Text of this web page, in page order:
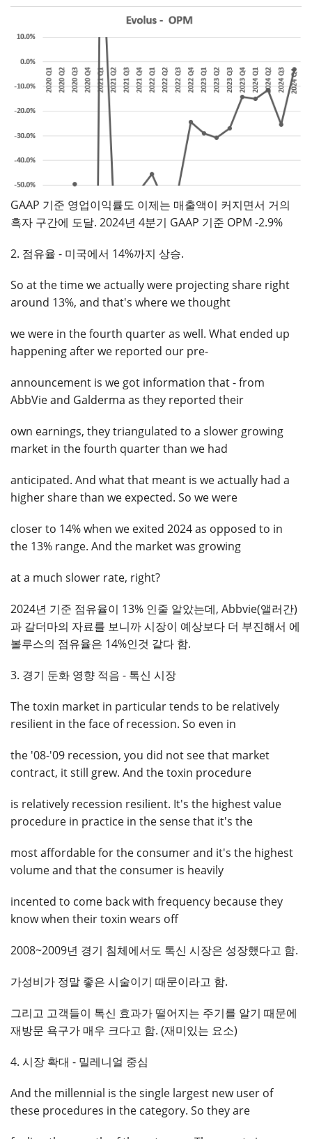
GAAP 기준 영업이익률도 이제는 매출액이 커지면서 거의
흑자 구간에 도달. 2024년 4분기 GAAP 기준 OPM -2.9%
2. 점유율 - 미국에서 14%까지 상승.
So at the time we actually were projecting share right
around 13%, and that's where we thought
we were in the fourth quarter as well. What ended up
happening after we reported our pre-
announcement is we got information that - from
AbbVie and Galderma as they reported their
own earnings, they triangulated to a slower growing
market in the fourth quarter than we had
anticipated. And what that meant is we actually had a
higher share than we expected. So we were
closer to 14% when we exited 2024 as opposed to in
the 13% range. And the market was growing
at a much slower rate, right?
2024년 기준 점유율이 13% 인줄 알았는데, Abbvie(앨러간)
과 갈더마의 자료를 보니까 시장이 예상보다 더 부진해서 에
볼루스의 점유율은 14%인것 같다 함.
3. 경기 둔화 영향 적음 - 톡신 시장
The toxin market in particular tends to be relatively
resilient in the face of recession. So even in
the '08-'09 recession, you did not see that market
contract, it still grew. And the toxin procedure
is relatively recession resilient. It's the highest value
procedure in practice in the sense that it's the
most affordable for the consumer and it's the highest
volume and that the consumer is heavily
incented to come back with frequency because they
know when their toxin wears off
2008~2009년 경기 침체에서도 톡신 시장은 성장했다고 함.
가성비가 정말 좋은 시술이기 때문이라고 함.
그리고 고객들이 톡신 효과가 떨어지는 주기를 알기 때문에
재방문 욕구가 매우 크다고 함. (재미있는 요소)
4. 시장 확대 - 밀레니얼 중심
And the millennial is the single largest new user of
these procedures in the category. So they are